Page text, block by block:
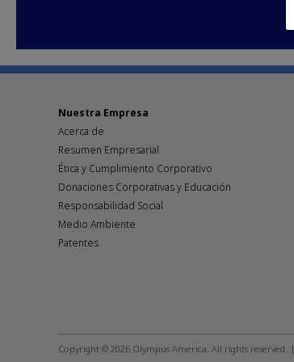
Nuestra Empresa
Acerca de
Resumen Empresarial
Ética y Cumplimiento Corporativo
Donaciones Corporativas y Educación
Responsabilidad Social
Medio Ambiente
Patentes
social
Copyright © 2026 Olympus America. All rights reserved. |